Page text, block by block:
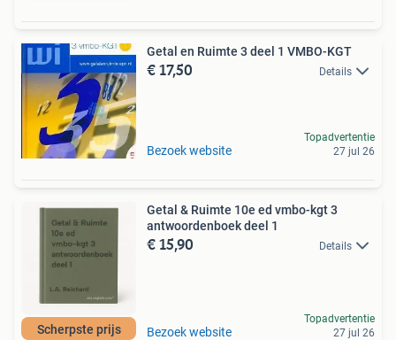
Getal en Ruimte 3 deel 1 VMBO-KGT
€ 17,50 Details
Bezoek website
Topadvertentie
27 jul 26
Scherpste prijs
Getal & Ruimte 10e ed vmbo-kgt 3
antwoordenboek deel 1
€ 15,90 Details
Bezoek website
Topadvertentie
27 jul 26